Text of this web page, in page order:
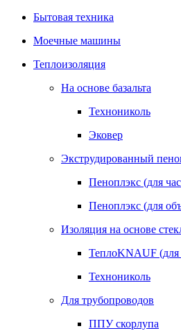
Бытовая техника
Моечные машины
Теплоизоляция
На основе базальта
Технониколь
Эковер
Экструдированный
Пеноплэкс (для
Пеноплэкс (для
Изоляция на основе
ТеплоKNAUF (для
Технониколь
Для трубопроводов
ППУ скорлупа